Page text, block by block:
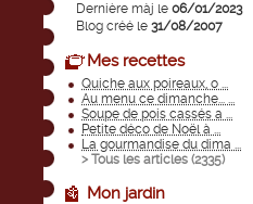
Dernière màj le 06/01/2023
Blog créé le 31/08/2007
Mes recettes
Quiche aux poireaux, o ...
Au menu ce dimanche... ...
Soupe de pois cassés a ...
Petite déco de Noël à ...
La gourmandise du dima ...
> Tous les articles (2335)
Mon jardin